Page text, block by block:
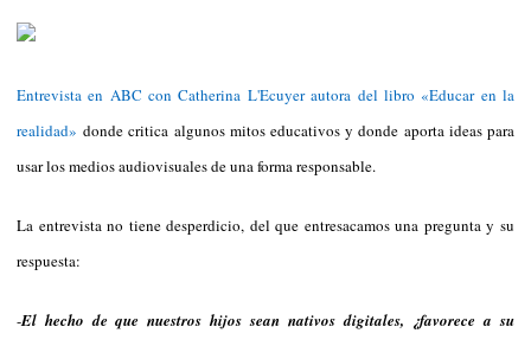
Entrevista en ABC con Catherina L'Ecuyer autora del libro «Educar en la
realidad» donde critica algunos mitos educativos y donde aporta ideas para
usar los medios audiovisuales de una forma responsable.
La entrevista no tiene desperdicio, del que entresacamos una pregunta y su
respuesta:
-El hecho de que nuestros hijos sean nativos digitales, ¿favorece a su